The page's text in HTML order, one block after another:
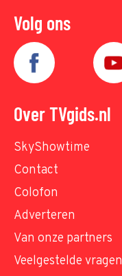
Volg ons
Over TVgids.nl
SkyShowtime
Contact
Colofon
Adverteren
Van onze partners
Veelgestelde vragen